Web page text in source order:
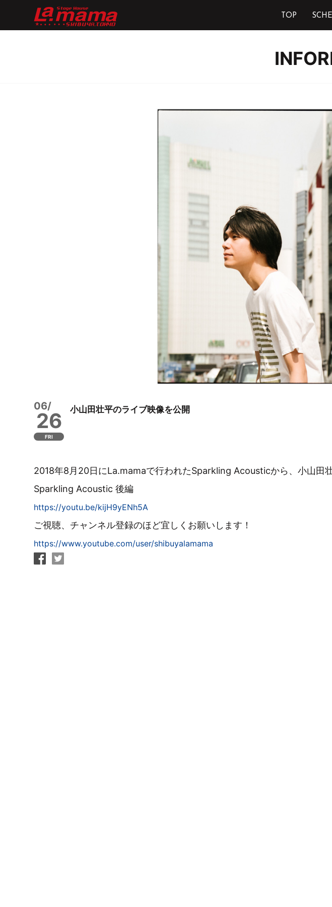
TOP
06/
26
FRI
小山田壮平のライブ映像を公開
2018年8月20日にLa.mamaで行われたSparkling Acousticから、小山田
Sparkling Acoustic 後編
https://youtu.be/kijH9yENh5A
ご視聴、チャンネル登録のほど宜しくお願いします！
https://www.youtube.com/user/shibuyalamama